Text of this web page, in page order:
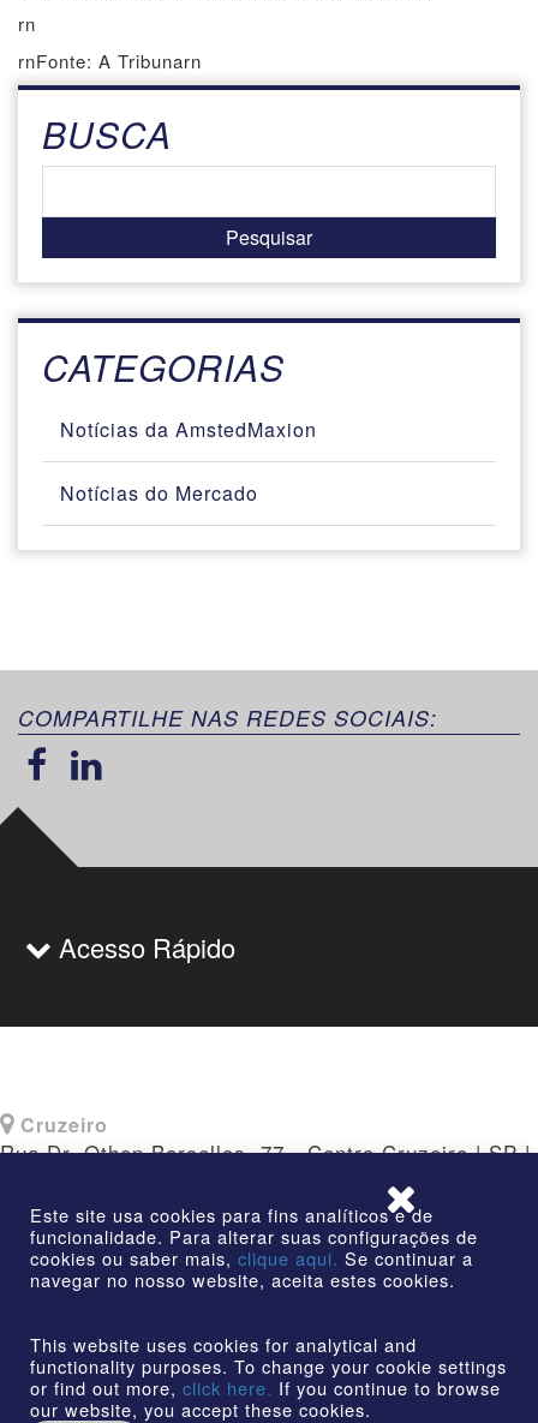
rn
rnFonte: A Tribunarn
BUSCA
CATEGORIAS
Notícias da AmstedMaxion
Notícias do Mercado
COMPARTILHE NAS REDES SOCIAIS:
Acesso Rápido
Cruzeiro
Rua Dr. Othon Barcellos, 77 - Centro Cruzeiro | SP |
direitos reservados
Este site usa cookies para fins analíticos e de
funcionalidade. Para alterar suas configurações de
cookies ou saber mais, clique aqui. Se continuar a
navegar no nosso website, aceita estes cookies.
This website uses cookies for analytical and
functionality purposes. To change your cookie settings
or find out more, click here. If you continue to browse
our website, you accept these cookies.